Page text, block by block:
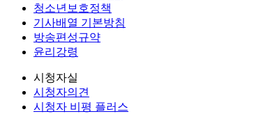
청소년보호정책
기사배열 기본방침
방송편성규약
윤리강령
시청자실
시청자의견
시청자 비평 플러스